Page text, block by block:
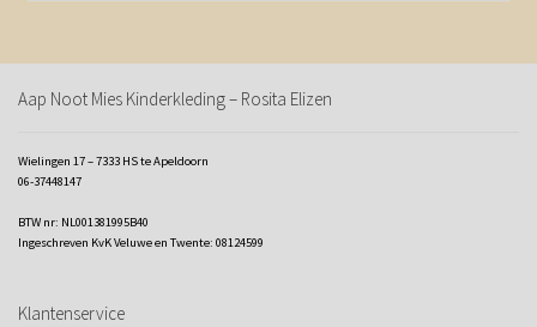
Aap Noot Mies Kinderkleding – Rosita Elizen
Wielingen 17 – 7333 HS te Apeldoorn
06-37448147
BTW nr: NL001381995B40
Ingeschreven KvK Veluwe en Twente: 08124599
Klantenservice